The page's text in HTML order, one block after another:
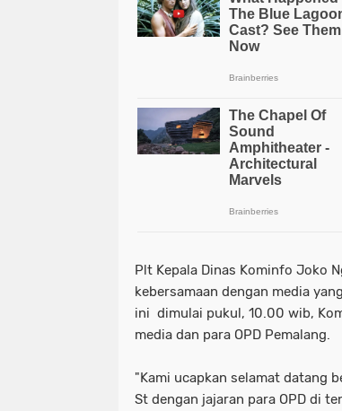
Plt Kepala Dinas Kominfo Joko
kebersamaan dengan media
ini dimulai pukul, 10.00 wib,
media dan para OPD Pemalang.
"Kami ucapkan selamat datang
St dengan jajaran para OPD di